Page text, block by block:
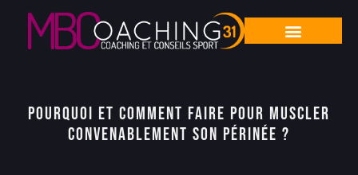
Pourquoi et comment faire pour muscler
convenablement son périnée ?